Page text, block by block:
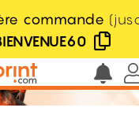
commande